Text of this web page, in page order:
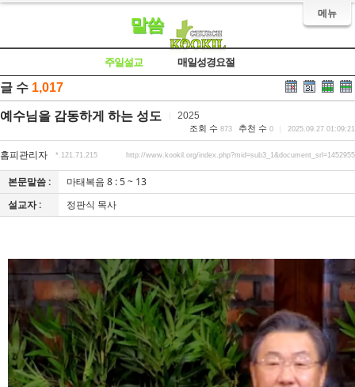
메뉴
말씀
주일설교 매일성경요절
글 수 1,017
예수님을 감동하게 하는 성도 2025
조회 수 873 추천 수 0 2025.09.27 01:09:21
홈피관리자 *.121.71.215 http://www.kookil.org/index.php?mid=sub3_1&document_srl=1452955
본문말씀 :
마태복음 8 : 5 ~ 13
설교자 :
정판식 목사